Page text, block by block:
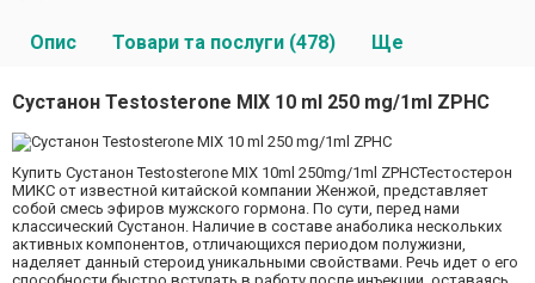
Опис Товари та послуги (478) Ще
Сустанон Testosterone MIX 10 ml 250 mg/1ml ZPHC
Купить Сустанон Testosterone MIX 10ml 250mg/1ml ZPHCТестостерон
МИКС от известной китайской компании Женжой, представляет
собой смесь эфиров мужского гормона. По сути, перед нами
классический Сустанон. Наличие в составе анаболика нескольких
активных компонентов, отличающихся периодом полужизни,
наделяет данный стероид уникальными свойствами. Речь идет о его